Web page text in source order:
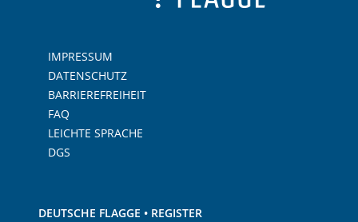
IMPRESSUM
DATENSCHUTZ
BARRIEREFREIHEIT
FAQ
LEICHTE SPRACHE
DGS
DEUTSCHE FLAGGE • REGISTER